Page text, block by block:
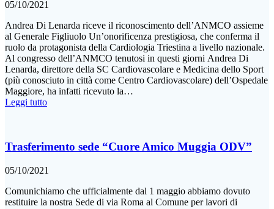
05/10/2021
Andrea Di Lenarda riceve il riconoscimento dell’ANMCO assieme
al Generale Figliuolo Un’onorificenza prestigiosa, che conferma il
ruolo da protagonista della Cardiologia Triestina a livello nazionale.
Al congresso dell’ANMCO tenutosi in questi giorni Andrea Di
Lenarda, direttore della SC Cardiovascolare e Medicina dello Sport
(più conosciuto in città come Centro Cardiovascolare) dell’Ospedale
Maggiore, ha infatti ricevuto la…
Leggi tutto
Trasferimento sede “Cuore Amico Muggia ODV”
05/10/2021
Comunichiamo che ufficialmente dal 1 maggio abbiamo dovuto
restituire la nostra Sede di via Roma al Comune per lavori di